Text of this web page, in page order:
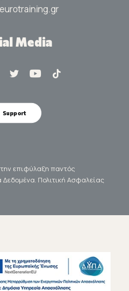
Media
Support
επιφύλαξη παντός
Δεδομένα. Πολιτική Ασφαλείας